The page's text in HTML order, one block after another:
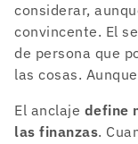
considerar,
convincente. El
de persona que
las cosas.
El anclaje define
las finanzas.